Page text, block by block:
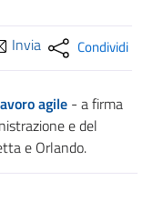
Invia Condividi
agile - a firma
e del
e Orlando.